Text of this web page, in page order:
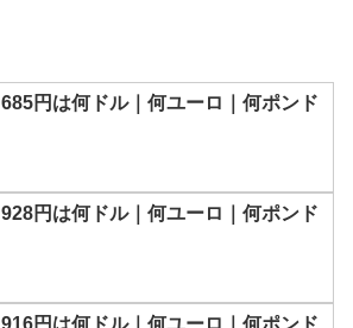
685円は何ドル｜何ユーロ｜何ポンド
928円は何ドル｜何ユーロ｜何ポンド